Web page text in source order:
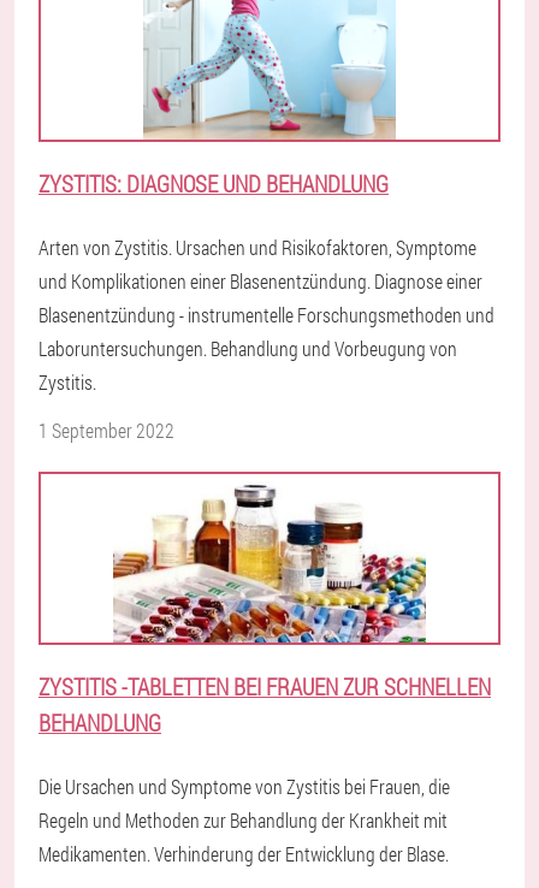
ZYSTITIS: DIAGNOSE UND BEHANDLUNG
Arten von Zystitis. Ursachen und Risikofaktoren, Symptome
und Komplikationen einer Blasenentzündung. Diagnose einer
Blasenentzündung - instrumentelle Forschungsmethoden und
Laboruntersuchungen. Behandlung und Vorbeugung von
Zystitis.
1 September 2022
ZYSTITIS -TABLETTEN BEI FRAUEN ZUR SCHNELLEN
BEHANDLUNG
Die Ursachen und Symptome von Zystitis bei Frauen, die
Regeln und Methoden zur Behandlung der Krankheit mit
Medikamenten. Verhinderung der Entwicklung der Blase.